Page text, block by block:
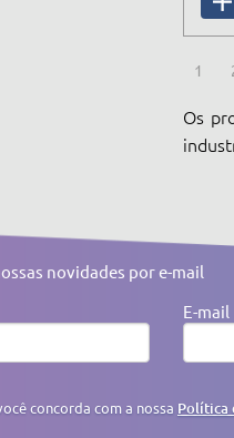
1
Os
novidades por e-mail
E-mail
concorda com a nossa Política